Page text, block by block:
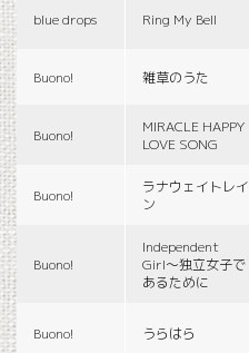
blue drops Ring My Bell
Buono! 雑草のうた
Buono!
MIRACLE HAPPY
LOVE SONG
Buono!
ラナウェイトレイ
ン
Buono!
Independent
Girl〜独立女子で
あるために
Buono! うらはら